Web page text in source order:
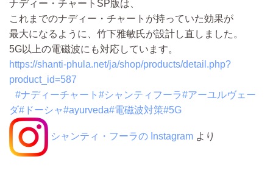
ナディー・チャートSP版は、
これまでのナディー・チャートが持っていた効果が
最大になるように、竹下雅敏氏が設計し直しました。
5G以上の電磁波にも対応しています。
https://shanti-phula.net/ja/shop/products/detail.php?
product_id=587
#ナディーチャート #シャンティフーラ#アーユルヴェー
ダ#ドーシャ#ayurveda#電磁波対策#5G
シャンティ・フーラの Instagram より